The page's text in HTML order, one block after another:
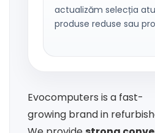
actualizăm selecția
produse reduse sau
Evocomputers is a fast-
growing brand in